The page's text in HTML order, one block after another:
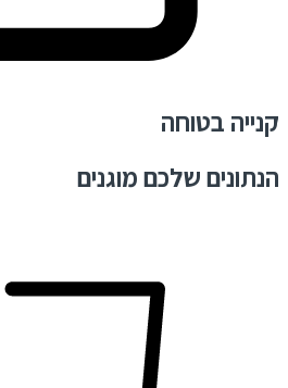
קנייה בטוחה
הנתונים שלכם מוגנים